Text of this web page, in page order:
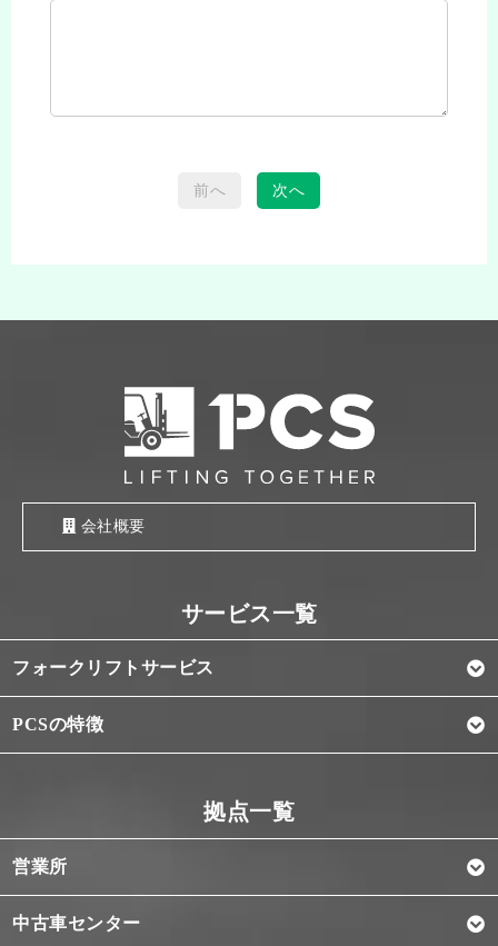
前へ 次へ
会社概要
フォークリフトサービス
PCSの特徴
営業所
中古車センター